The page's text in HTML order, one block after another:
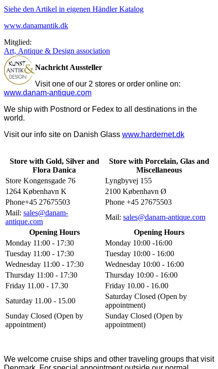
Siehe den Artikel in eigenen Händler Katalog
www.danamantik.dk
Mitglied:
Art, Antique & Design association
Nachricht Aussteller
Visit one of our 2 stores or order online on:
www.danam-antique.com
We ship with Postnord or Fedex to all destinations in the
world.
Visit our info site on Danish Glass www.hardernet.dk
Store with Gold, Silver and
Flora Danica
Store with Porcelain, Glas and
Miscellaneous
Store Kongensgade 76
Lyngbyvej 155
1264 København K
2100 København Ø
Phone+45 27675503
Phone +45 27675503
Mail: sales@danam-
antique.com
Mail: sales@danam-antique.com
Opening Hours
Opening Hours
Monday 11:00 - 17:30
Monday 10:00 -16:00
Tuesday 11:00 - 17:30
Tuesday 10:00 - 16:00
Wednesday 11:00 - 17:30
Wednesday 10:00 - 16:00
Thursday 11:00 - 17:30
Thursday 10:00 - 16:00
Friday 11.00 - 17.30
Friday 10.00 - 16.00
Saturday 11.00 - 15.00
Saturday Closed (Open by
appointment)
Sunday Closed (Open by
appointment)
Sunday Closed (Open by
appointment)
We welcome cruise ships and other traveling groups that visit